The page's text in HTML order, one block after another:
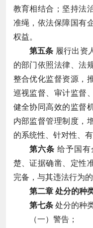
教育相结合；坚持法
准绳，依法保障国有
权益。
第五条 履行出资
的部门依照法律、法
整合优化监督资源，
巡视监督、审计监督
健全协同高效的监督
内部监督管理制度，
的系统性、针对性、有
第六条 给予国
楚、证据确凿、定性
完备，与其违法行为
第二章 处分的种
第七条处分的种
（一）警告；